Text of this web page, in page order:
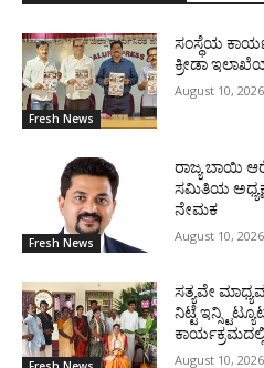
Fresh News
ಸಂಸ್ಥೆಯ
ಕ್ರೀಡಾ
August 10, 2026
Fresh News
ರಾಜ್ಯ ಬಾಯಿ
ಸಮಿತಿಯ
ನೇಮಕ
August 10, 2026
ಸತ್ಯವೇ
ನಿಟ್ಟೆ
August 10, 2026